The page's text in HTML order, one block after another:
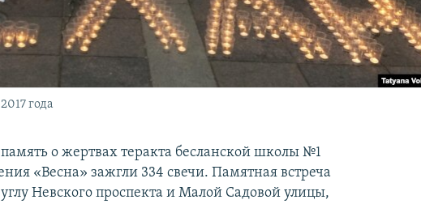
года
о жертвах теракта бесланской школы №1
«Весна» зажгли 334 свечи. Памятная встреча
Невского проспекта и Малой Садовой улицы,